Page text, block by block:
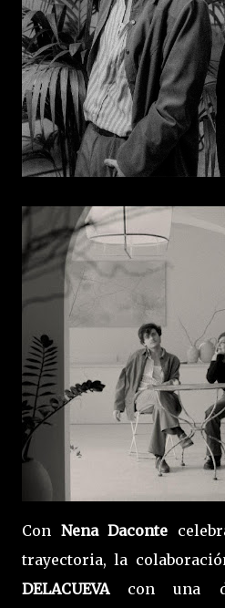
Con Nena Daconte
trayectoria, la
DELACUEVA con una